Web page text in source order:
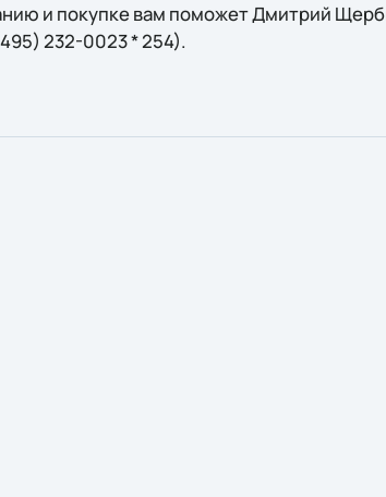
и покупке вам поможет Дмитрий
232-0023 * 254).